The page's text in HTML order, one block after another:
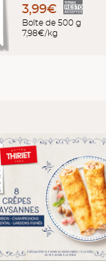
3,99€
Boîte de 500 g
7,98€/kg